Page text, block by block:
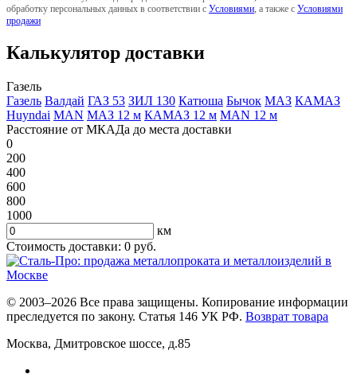
обработку персональных данных в соответствии с Условиями , а также с Условиями
продажи
Калькулятор доставки
Газель
Газель Валдай ГАЗ 53 ЗИЛ 130 Катюша Бычок МАЗ КАМАЗ
Huyndai MAN МАЗ 12 м КАМАЗ 12 м MAN 12 м
Расстояние от МКАДа до места доставки
0
200
400
600
800
1000
км
Стоимость доставки: 0 руб.
© 2003–2026 Все права защищены. Копирование информации
преследуется по закону. Статья 146 УК РФ. Возврат товара
Москва, Дмитровское шоссе, д.85